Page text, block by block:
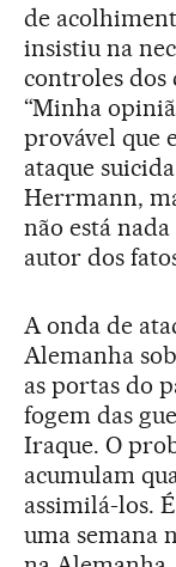
de
insistiu na
controles dos
“Minha
provável que
ataque
Herrmann,
não está
autor dos
A onda de
Alemanha
as portas do
fogem das
Iraque. O
acumulam
assimilá-los.
uma semana